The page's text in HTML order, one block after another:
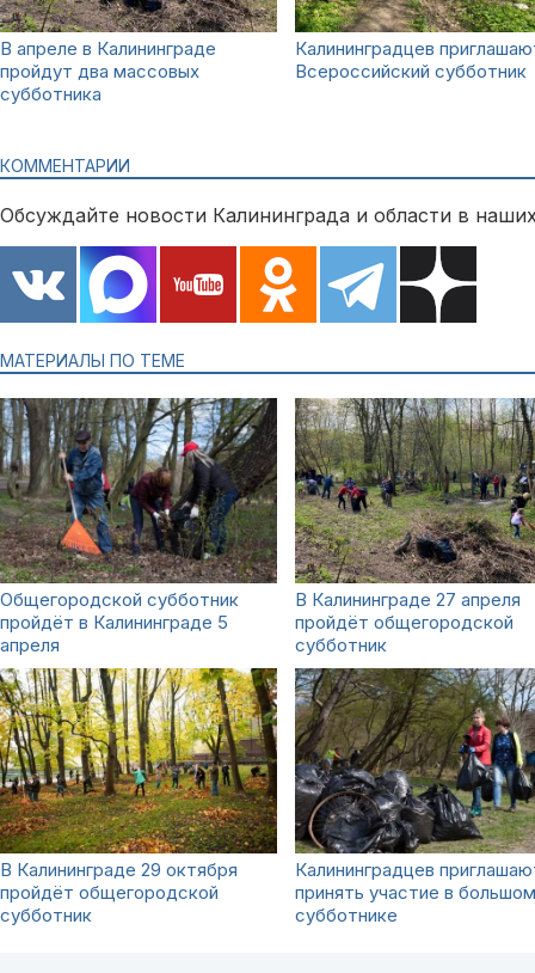
В апреле в Калининграде
пройдут два массовых
субботника
Калининградцев
Всероссийский субботник
КОММЕНТАРИИ
Обсуждайте новости Калининграда и области в
МАТЕРИАЛЫ ПО ТЕМЕ
Общегородской субботник
пройдёт в Калининграде 5
апреля
В Калининграде 27 апреля
пройдёт общегородской
субботник
В Калининграде 29 октября
пройдёт общегородской
субботник
Калининградцев
принять участие в большом
субботнике